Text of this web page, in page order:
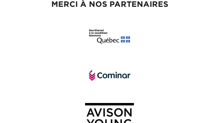
MERCI À NOS PARTENAIRES